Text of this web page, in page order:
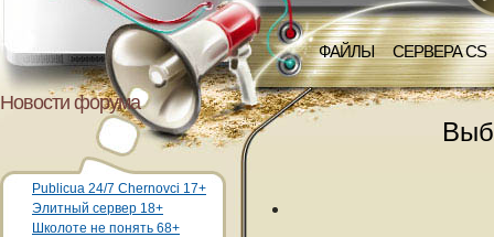
ФАЙЛЫ СЕРВЕРА CS
Новости форума
Publicua 24/7 Chernovci 17+
Элитный сервер 18+
Школоте не понять 68+